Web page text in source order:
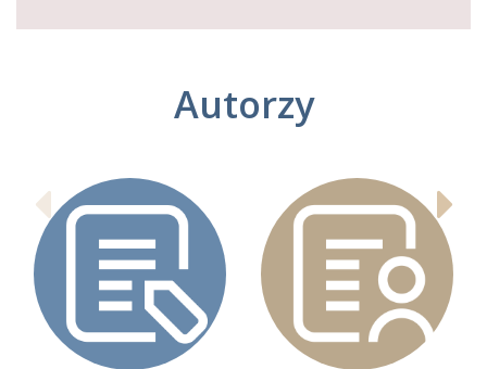
Autorzy